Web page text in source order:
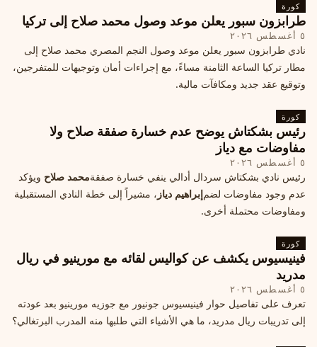
كورة
طرابزون سبور يعلن موعد وصول محمد صلاح إلى تركيا
٥ أغسطس ٢٠٢٦
نادي طرابزون سبور يعلن موعد وصول النجم المصري محمد صلاح إلى
مطار تركيا الساعة الثامنة مساءً، مع إجراءات أمان وتوجيهات للمتفرجين،
وتوقيع عقد جديد ومكافآت مالية.
كورة
رئيس بشكتاش يوضح عدم خسارة صفقة صلاح ولا
مفاوضات مع دياز
٥ أغسطس ٢٠٢٦
رئيس نادي بشكتاش سردال أدالي ينفي خسارة صفقةمحمد صلاح ويؤكد
عدم وجود مفاوضات لضمإبراهيم دياز ، مشيراً إلى خطة النادي المستقبلية
ومفاوضات محتملة أخرى.
كورة
فينيسيوس يكشف عن كواليس لقائه مع مورينيو في ريال
مدريد
٥ أغسطس ٢٠٢٦
تعرف على تفاصيل حوار فينيسيوس جونيور مع جوزيه مورينيو بعد عودته
إلى تدريبات ريال مدريد، ما هي الأشياء التي طلبها منه المدرب البرتغالي؟